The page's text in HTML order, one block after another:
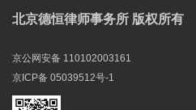
北京德恒律师事务所 版权所有
京公网安备 110102003161
京ICP备 05039512号-1